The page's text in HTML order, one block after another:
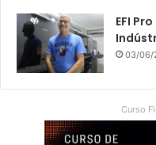
EFI
03/06/
Curso